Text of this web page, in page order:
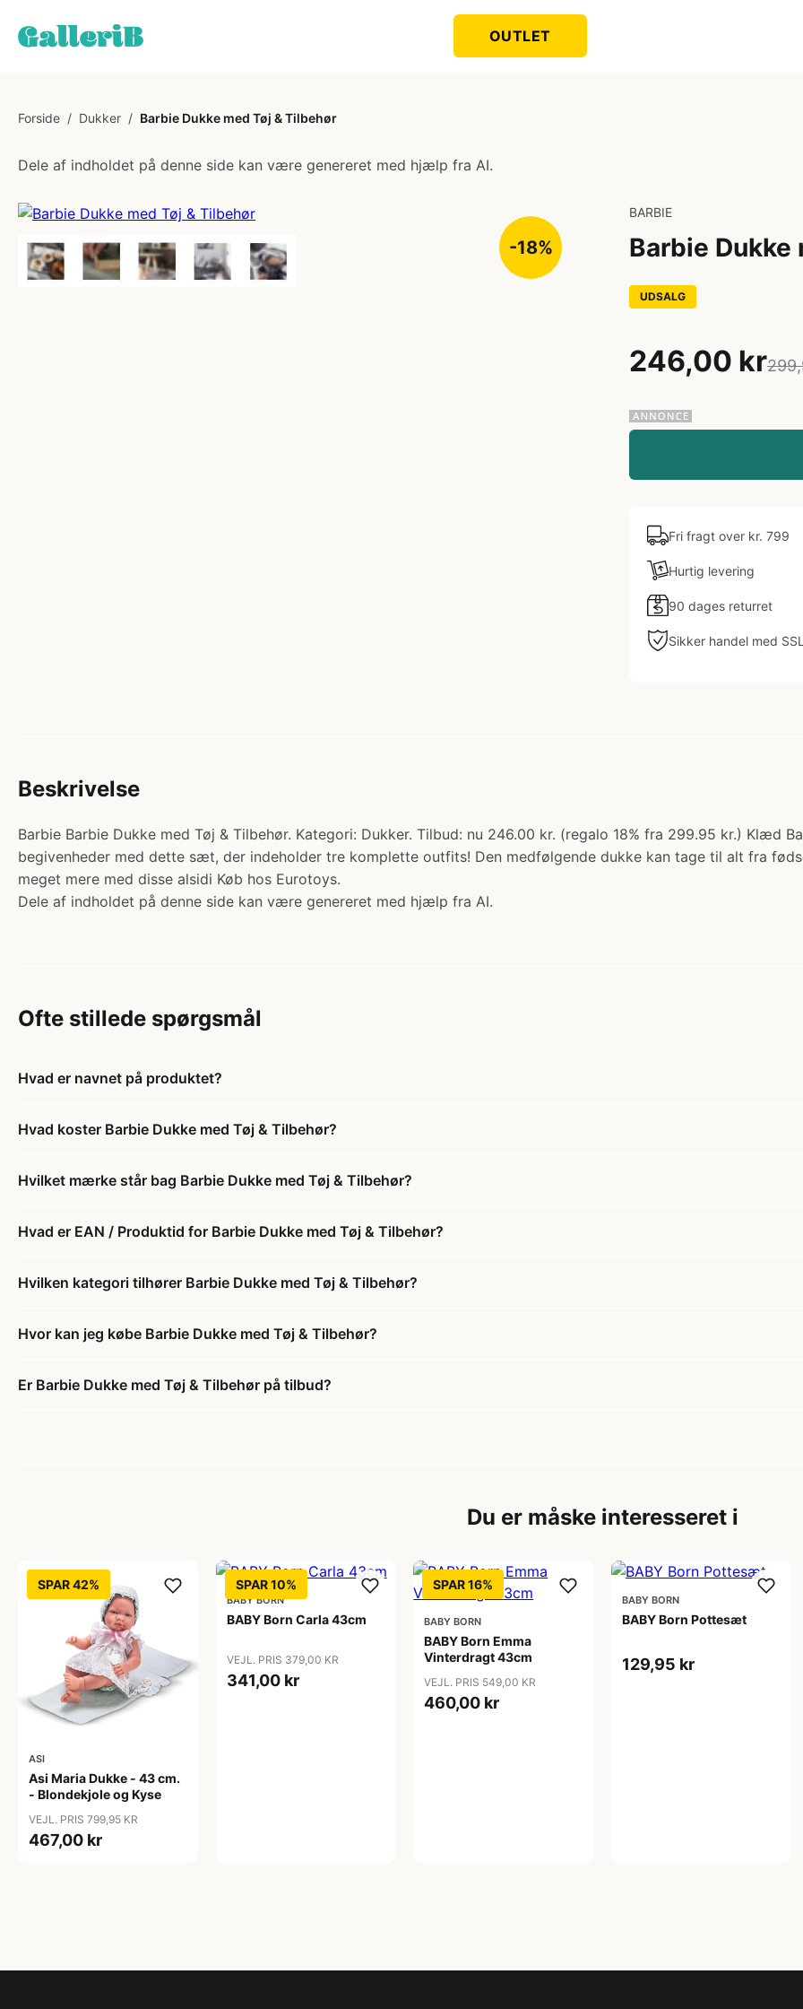
OUTLET
Forside / Dukker / Barbie Dukke med Tøj & Tilbehør
Dele af indholdet på denne side kan være genereret med hjælp fra AI.
-18%
BARBIE
Barbie Dukke
UDSALG
246,00 kr
Fri fragt over kr. 799
Hurtig levering
90 dages returret
Sikker handel med SSL
Beskrivelse
Barbie Barbie Dukke med Tøj & Tilbehør. Kategori: Dukker. Tilbud: nu 246.00 kr. (regalo 18% fra 299.95 kr.) Klæd
begivenheder med dette sæt, der indeholder tre komplette outfits! Den medfølgende dukke kan tage til alt fra
meget mere med disse alsidi Køb hos Eurotoys.
Dele af indholdet på denne side kan være genereret med hjælp fra AI.
Ofte stillede spørgsmål
Hvad er navnet på produktet?
Hvad koster Barbie Dukke med Tøj & Tilbehør?
Hvilket mærke står bag Barbie Dukke med Tøj & Tilbehør?
Hvad er EAN / Produktid for Barbie Dukke med Tøj & Tilbehør?
Hvilken kategori tilhører Barbie Dukke med Tøj & Tilbehør?
Hvor kan jeg købe Barbie Dukke med Tøj & Tilbehør?
Er Barbie Dukke med Tøj & Tilbehør på tilbud?
Du er måske interesseret i
SPAR 42%
ASI
Asi Maria Dukke - 43 cm.
- Blondekjole og Kyse
VEJL. PRIS 799,95 KR
467,00 kr
SPAR 10%
BABY BORN
BABY Born Carla 43cm
VEJL. PRIS 379,00 KR
341,00 kr
SPAR 16%
BABY BORN
BABY Born Emma
Vinterdragt 43cm
VEJL. PRIS 549,00 KR
460,00 kr
BABY BORN
BABY Born Pottesæt
129,95 kr